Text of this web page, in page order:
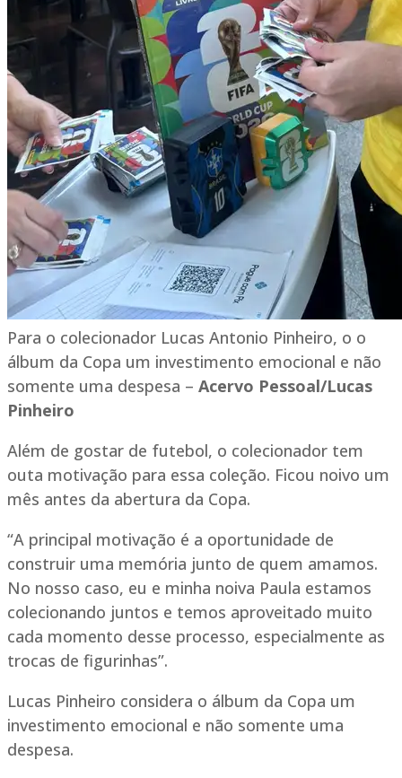
Para o colecionador Lucas Antonio Pinheiro, o o
álbum da Copa um investimento emocional e não
somente uma despesa – Acervo Pessoal/Lucas
Pinheiro
Além de gostar de futebol, o colecionador tem
outa motivação para essa coleção. Ficou noivo um
mês antes da abertura da Copa.
“A principal motivação é a oportunidade de
construir uma memória junto de quem amamos.
No nosso caso, eu e minha noiva Paula estamos
colecionando juntos e temos aproveitado muito
cada momento desse processo, especialmente as
trocas de figurinhas”.
Lucas Pinheiro considera o álbum da Copa um
investimento emocional e não somente uma
despesa.